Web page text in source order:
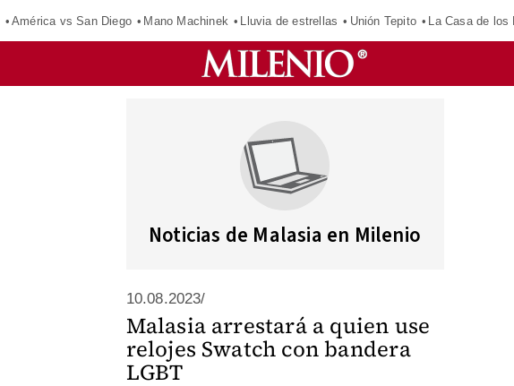
América vs San Diego Mano Machinek Lluvia de estrellas Unión Tepito La Casa de los
Noticias de Malasia en Milenio
10.08.2023/
Malasia arrestará a quien use
relojes Swatch con bandera
LGBT